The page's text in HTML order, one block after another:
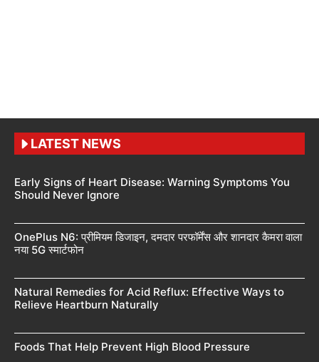
LATEST NEWS
Early Signs of Heart Disease: Warning Symptoms You
Should Never Ignore
OnePlus N6: प्रीमियम डिजाइन, दमदार परफॉर्मेंस और शानदार कैमरा वाला
नया 5G स्मार्टफोन
Natural Remedies for Acid Reflux: Effective Ways to
Relieve Heartburn Naturally
Foods That Help Prevent High Blood Pressure